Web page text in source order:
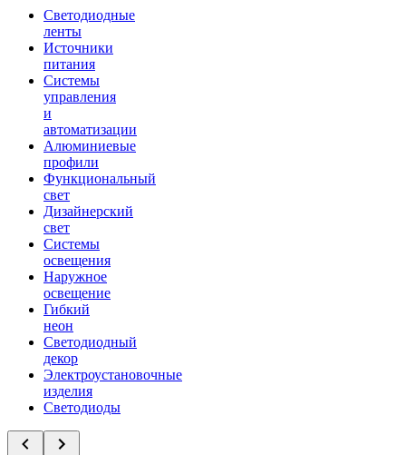
Светодиодные
ленты
Источники
питания
Системы
управления
и
автоматизации
Алюминиевые
профили
Функциональный
свет
Дизайнерский
свет
Системы
освещения
Наружное
освещение
Гибкий
неон
Светодиодный
декор
Электроустановочные
изделия
Светодиоды